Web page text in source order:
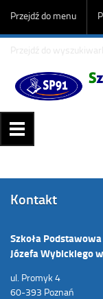
Przejdź do menu
Przejdź do
Kontakt
Szkoła
Józefa Wybickiego
ul. Promyk 4
60-393 Poznań